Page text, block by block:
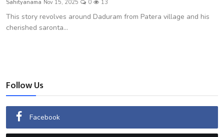
शख्सियत
धरोहर
उपन्यास
सिनेमा
शायरी
Sahityanama Nov 15, 2025 0 13
This story revolves around Daduram from Patera village and his
cherished saronta...
Follow Us
Facebook